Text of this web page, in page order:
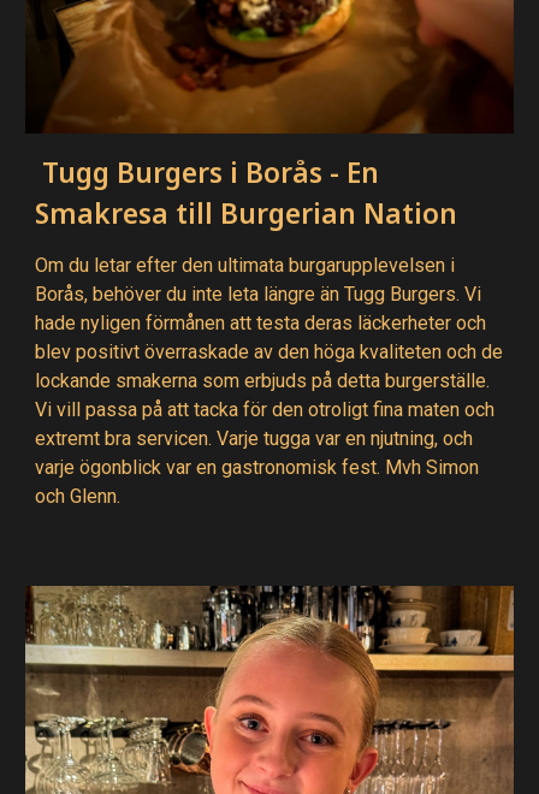
Tugg Burgers i Borås - En
Smakresa till Burgerian Nation
Om du letar efter den ultimata burgarupplevelsen i
Borås, behöver du inte leta längre än Tugg Burgers. Vi
hade nyligen förmånen att testa deras läckerheter och
blev positivt överraskade av den höga kvaliteten och de
lockande smakerna som erbjuds på detta burgerställe.
Vi vill passa på att tacka för den otroligt fina maten och
extremt bra servicen. Varje tugga var en njutning, och
varje ögonblick var en gastronomisk fest. Mvh Simon
och Glenn.